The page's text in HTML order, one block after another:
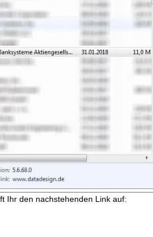
Ihr den nachstehenden Link auf: